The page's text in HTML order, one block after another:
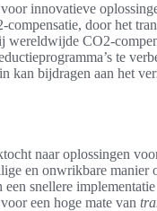
innovatieve
door het
wereldwijde CO2-
te
kan bijdragen aan het
naar oplossingen
en onwrikbare manier
snellere
een hoge mate van